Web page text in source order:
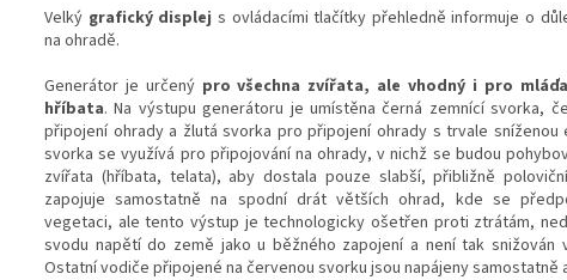
Velký grafický displej s ovládacími tlačítky přehledně informuje o
na ohradě.
Generátor je určený pro všechna zvířata, ale vhodný i pro
hříbata. Na výstupu generátoru je umístěna černá zemnící svorka,
připojení ohrady a žlutá svorka pro připojení ohrady s trvale sníženou
svorka se využívá pro připojování na ohrady, v nichž se budou
zvířata (hříbata, telata), aby dostala pouze slabší, přibližně
zapojuje samostatně na spodní drát větších ohrad, kde se
vegetaci, ale tento výstup je technologicky ošetřen proti ztrátám,
svodu napětí do země jako u běžného zapojení a není tak snižován
Ostatní vodiče připojené na červenou svorku jsou napájeny samostatně